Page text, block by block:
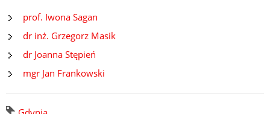
prof. Iwona Sagan
dr inż. Grzegorz Masik
dr Joanna Stępień
mgr Jan Frankowski